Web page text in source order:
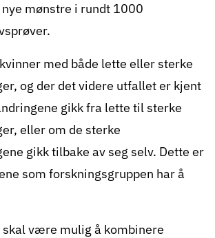
mønstre i rundt 1000
med både lette eller sterke
og der det videre utfallet er kjent
gikk fra lette til sterke
eller om de sterke
gikk tilbake av seg selv. Dette er
som forskningsgruppen har å
skal være mulig å kombinere